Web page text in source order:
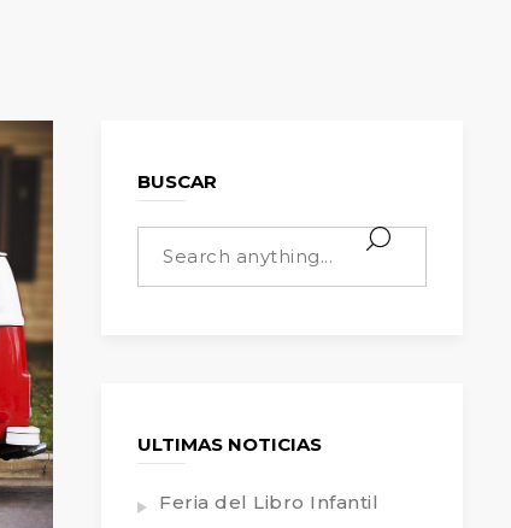
BUSCAR
ULTIMAS NOTICIAS
Feria del Libro Infantil